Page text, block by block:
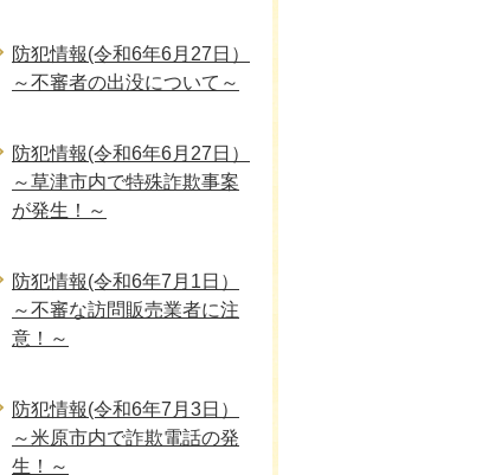
防犯情報(令和6年6月27日）
～不審者の出没について～
防犯情報(令和6年6月27日）
～草津市内で特殊詐欺事案
が発生！～
防犯情報(令和6年7月1日）
～不審な訪問販売業者に注
意！～
防犯情報(令和6年7月3日）
～米原市内で詐欺電話の発
生！～